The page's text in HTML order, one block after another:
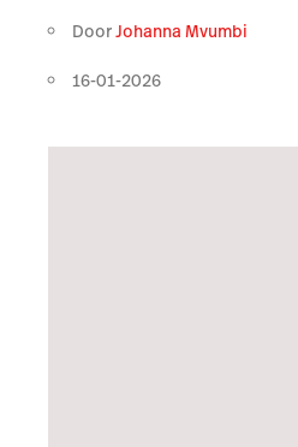
DoorJohanna Mvumbi
16-01-2026